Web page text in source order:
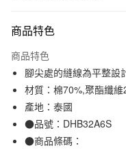
信用卡一次付款
信用卡分期付款
3 期 0 利率 每期
合作金庫商業銀行
華南商業銀行
上海商業儲蓄銀行
超商取貨付款
LINE Pay
商品特色
商品特色
腳尖處的縫線為平整設
材質：棉70%,聚酯纖
產地：泰國
●品號：DHB32A6S
●商品條碼：